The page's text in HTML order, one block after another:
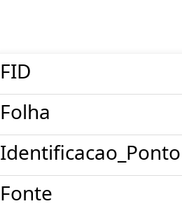
FID
Folha
Identificacao_Ponto
Fonte